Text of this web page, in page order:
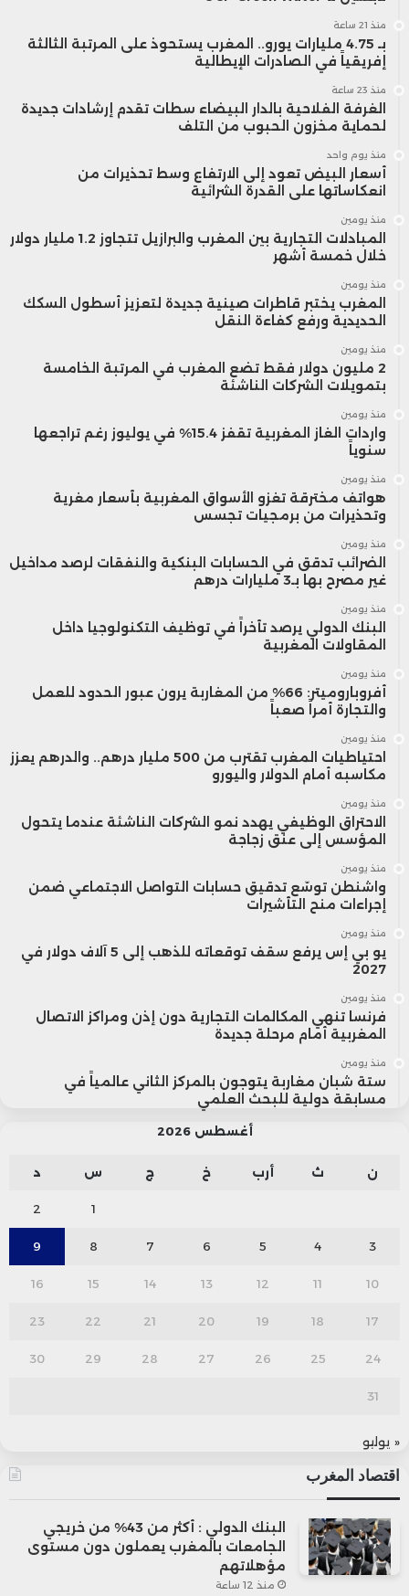
منذ 21 ساعة
بـ 4.75 مليارات يورو.. المغرب يستحوذ على المرتبة الثالثة
إفريقياً في الصادرات الإيطالية
منذ 23 ساعة
الغرفة الفلاحية بالدار البيضاء سطات تقدم إرشادات جديدة
لحماية مخزون الحبوب من التلف
منذ يوم واحد
أسعار البيض تعود إلى الارتفاع وسط تحذيرات من
انعكاساتها على القدرة الشرائية
منذ يومين
المبادلات التجارية بين المغرب والبرازيل تتجاوز 1.2 مليار دولار
خلال خمسة أشهر
منذ يومين
المغرب يختبر قاطرات صينية جديدة لتعزيز أسطول السكك
الحديدية ورفع كفاءة النقل
منذ يومين
2 مليون دولار فقط تضع المغرب في المرتبة الخامسة
بتمويلات الشركات الناشئة
منذ يومين
واردات الغاز المغربية تقفز 15.4% في يوليوز رغم تراجعها
سنوياً
منذ يومين
هواتف مخترقة تغزو الأسواق المغربية بأسعار مغرية
وتحذيرات من برمجيات تجسس
منذ يومين
الضرائب تدقق في الحسابات البنكية والنفقات لرصد مداخيل
غير مصرح بها بـ3 مليارات درهم
منذ يومين
البنك الدولي يرصد تأخراً في توظيف التكنولوجيا داخل
المقاولات المغربية
منذ يومين
أفروباروميتر: 66% من المغاربة يرون عبور الحدود للعمل
والتجارة أمراً صعباً
منذ يومين
احتياطيات المغرب تقترب من 500 مليار درهم.. والدرهم يعزز
مكاسبه أمام الدولار واليورو
منذ يومين
الاحتراق الوظيفي يهدد نمو الشركات الناشئة عندما يتحول
المؤسس إلى عنق زجاجة
منذ يومين
واشنطن توسّع تدقيق حسابات التواصل الاجتماعي ضمن
إجراءات منح التأشيرات
منذ يومين
يو بي إس يرفع سقف توقعاته للذهب إلى 5 آلاف دولار في
2027
منذ يومين
فرنسا تنهي المكالمات التجارية دون إذن ومراكز الاتصال
المغربية أمام مرحلة جديدة
منذ يومين
ستة شبان مغاربة يتوجون بالمركز الثاني عالمياً في
مسابقة دولية للبحث العلمي
أغسطس 2026
ن ث أرب خ ج س د
1
2
3
4
5
6
7
8
9
10
11
12
13
14
15
16
17
18
19
20
21
22
23
24
25
26
27
28
29
30
31
« يوليو
اقتصاد المغرب
البنك الدولي : أكثر من 43% من خريجي
الجامعات بالمغرب يعملون دون مستوى
مؤهلاتهم
منذ 12 ساعة